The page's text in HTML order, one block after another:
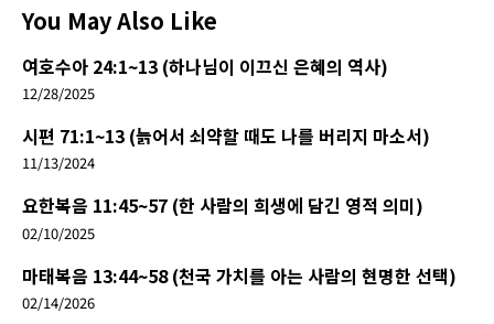
You May Also Like
여호수아 24:1~13 (하나님이 이끄신 은혜의 역사)
12/28/2025
시편 71:1~13 (늙어서 쇠약할 때도 나를 버리지 마소서)
11/13/2024
요한복음 11:45~57 (한 사람의 희생에 담긴 영적 의미)
02/10/2025
마태복음 13:44~58 (천국 가치를 아는 사람의 현명한 선택)
02/14/2026